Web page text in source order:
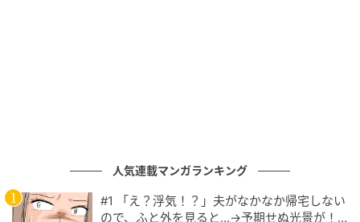
人気連載マンガランキング
#1 「え？浮気！？」夫がなかなか帰宅しない
ので、ふと外を見ると…→予期せぬ光景が！